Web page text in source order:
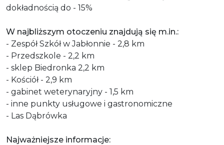
dokładnością do - 15%
W najbliższym otoczeniu znajdują się m.in.:
- Zespół Szkół w Jabłonnie - 2,8 km
- Przedszkole - 2,2 km
- sklep Biedronka 2,2 km
- Kościół - 2,9 km
- gabinet weterynaryjny - 1,5 km
- inne punkty usługowe i gastronomiczne
- Las Dąbrówka
Najważniejsze informacje: